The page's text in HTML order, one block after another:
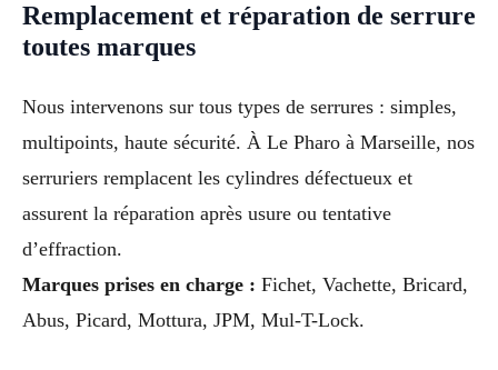
Remplacement et réparation de serrure
toutes marques
Nous intervenons sur tous types de serrures : simples,
multipoints, haute sécurité. À Le Pharo à Marseille, nos
serruriers remplacent les cylindres défectueux et
assurent la réparation après usure ou tentative
d’effraction.
Marques prises en charge : Fichet, Vachette, Bricard,
Abus, Picard, Mottura, JPM, Mul-T-Lock.